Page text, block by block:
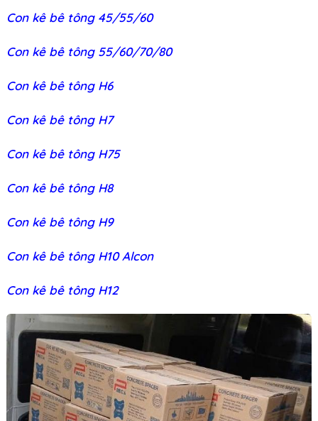
Con kê bê tông 45/55/60
Con kê bê tông 55/60/70/80
Con kê bê tông H6
Con kê bê tông H7
Con kê bê tông H75
Con kê bê tông H8
Con kê bê tông H9
Con kê bê tông H10 Alcon
Con kê bê tông H12